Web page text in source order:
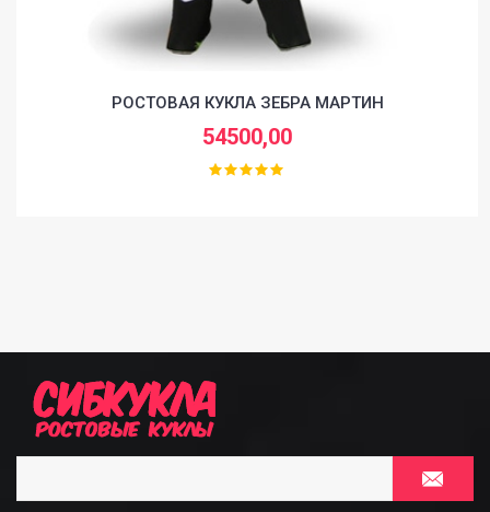
РОСТОВАЯ КУКЛА ЗЕБРА МАРТИН
54500,00